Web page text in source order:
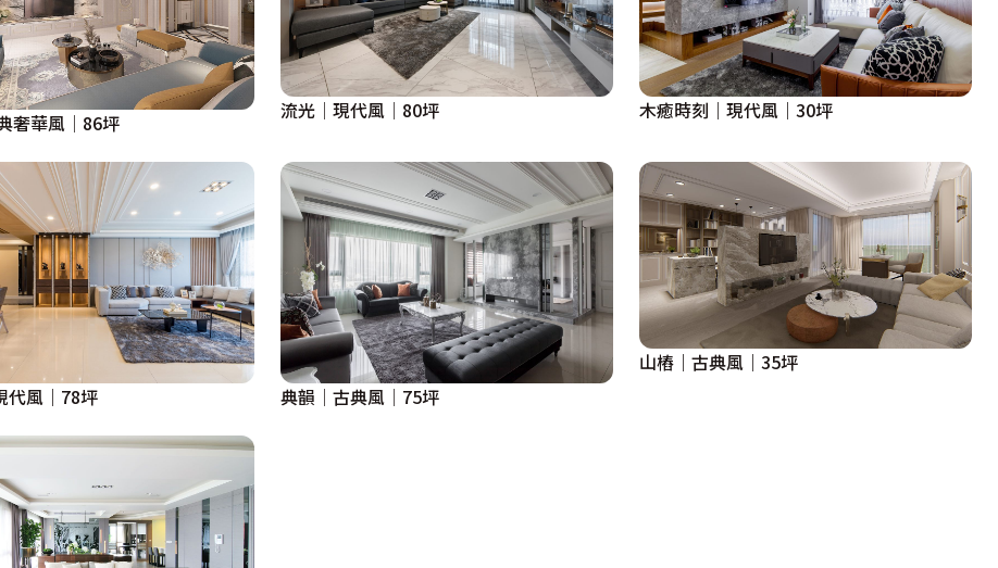
奢華風│86坪 流光│現代風│80坪 木癒時刻｜現代風｜30坪
代風｜78坪 典韻│古典風│75坪
山樁｜古典風｜35坪